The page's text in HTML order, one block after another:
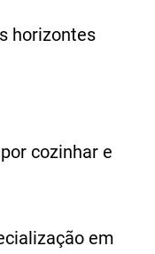
horizontes
cozinhar e
em